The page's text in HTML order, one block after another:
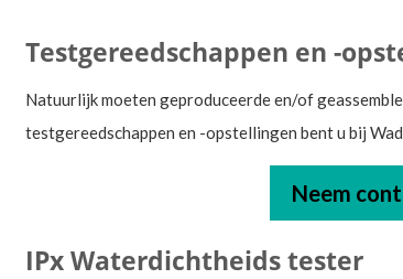
Testgereedschappen en -
Natuurlijk moeten geproduceerde en/of
testgereedschappen en -opstellingen bent u bij
Neem
IPx Waterdichtheids tester